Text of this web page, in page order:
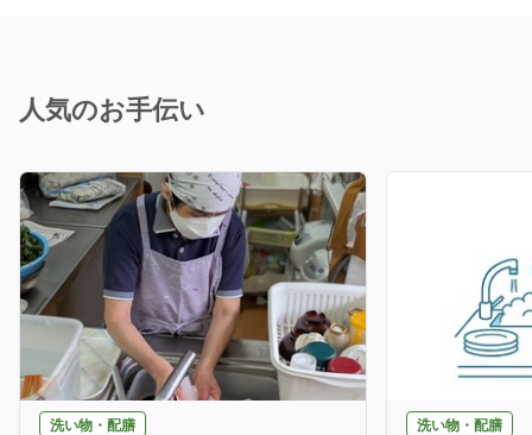
人気のお手伝い
洗い物・配膳 洗い物・配膳